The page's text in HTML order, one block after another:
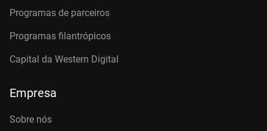
Programas de parceiros
Programas filantrópicos
Capital da Western Digital
Empresa
Sobre nós